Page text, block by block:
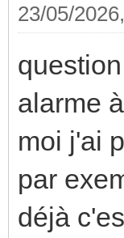
23/05/
alarme
moi j'ai
par
déjà